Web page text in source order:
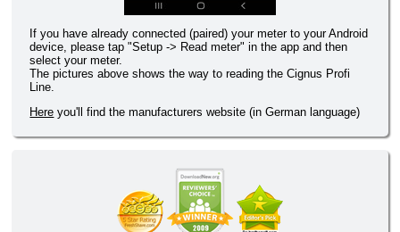
If you have already connected (paired) your meter to your Android
device, please tap "Setup -> Read meter" in the app and then
select your meter.
The pictures above shows the way to reading the Cignus Profi
Line.
Here you'll find the manufacturers website (in German language)